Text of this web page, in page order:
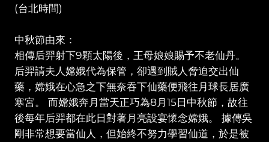
(台北時間)
中秋節由來：
相傳后羿射下9顆太陽後，王母娘娘賜予不老仙丹。
后羿請夫人嫦娥代為保管，卻遇到賊人脅迫交出仙
藥，嫦娥在心急之下無奈吞下仙藥便飛往月球長居廣
寒宮。 而嫦娥奔月當天正巧為8月15日中秋節，故往
後每年后羿都在此日對著月亮設宴懷念嫦娥。 據傳吳
剛非常想要當仙人，但始終不努力學習仙道，於是被